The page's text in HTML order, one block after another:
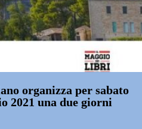
organizza per sabato
2021 una due giorni